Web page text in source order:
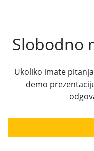
Slobodno
Ukoliko imate
demo